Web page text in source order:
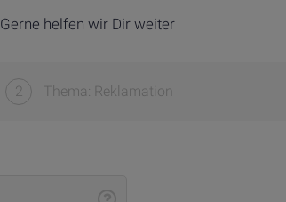
Gerne helfen wir Dir weiter
2 Thema: Reklamation